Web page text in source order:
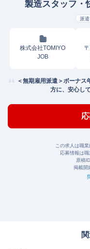
製造スタッフ・
派
株式会社TOMIYO
JOB
＜無期雇用派遣＞ボーナ
方に、安心し
この求人は職
応募情報は職
原稿ID
掲載開